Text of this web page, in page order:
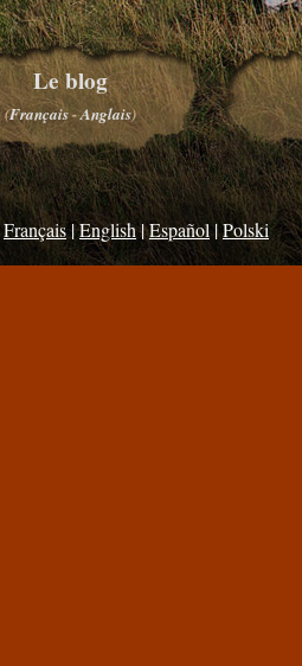
Le blog
(Français-Anglais)
Français|English|Español|Polski